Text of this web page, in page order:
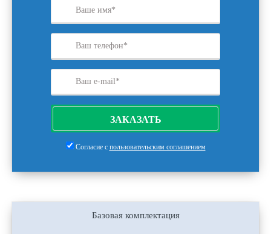
ЗАКАЗАТЬ
Согласие с пользовательским соглашением
Базовая комплектация